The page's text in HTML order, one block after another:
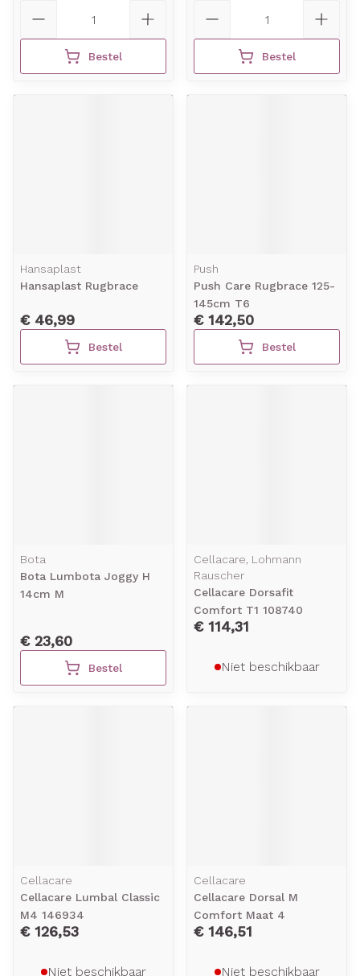
Bestel Bestel
Hansaplast
Hansaplast Rugbrace
€ 46,99
Bestel
Push
Push Care Rugbrace 125-
145cm T6
€ 142,50
Bestel
Bota
Bota Lumbota Joggy H
14cm M
€ 23,60
Bestel
Cellacare, Lohmann
Rauscher
Cellacare Dorsafit
Comfort T1 108740
€ 114,31
Niet beschikbaar
Cellacare
Cellacare Lumbal Classic
M4 146934
€ 126,53
Niet beschikbaar
Cellacare
Cellacare Dorsal M
Comfort Maat 4
€ 146,51
Niet beschikbaar